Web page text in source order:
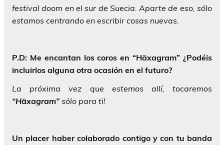
festival doom en el sur de Suecia. Aparte de eso, sólo
estamos centrando en escribir cosas nuevas.
P.D: Me encantan los coros en “Häxagram” ¿Podéis
incluirlos alguna otra ocasión en el futuro?
La próxima vez que estemos allí, tocaremos
“Häxagram” sólo para ti!
Un placer haber colaborado contigo y con tu banda